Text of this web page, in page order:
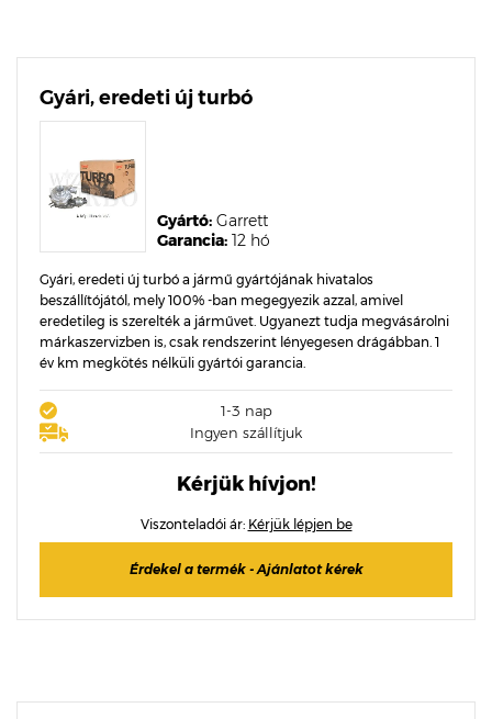
Gyári, eredeti új turbó
Garancia: 12 hó
Gyártó: Garrett
Gyári, eredeti új turbó a jármű gyártójának hivatalos
beszállítójától, mely 100% -ban megegyezik azzal, amivel
eredetileg is szerelték a járművet. Ugyanezt tudja megvásárolni
márkaszervizben is, csak rendszerint lényegesen drágábban. 1
év km megkötés nélküli gyártói garancia.
1-3 nap
Ingyen szállítjuk
Kérjük hívjon!
Viszonteladói ár: Kérjük lépjen be
Érdekel a termék - Ajánlatot kérek